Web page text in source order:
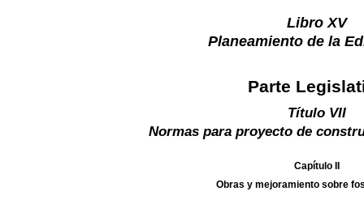
Libro XV
Planeamiento de la
Parte
Título VII
Normas para proyecto de
Capítulo II
Obras y mejoramiento sobre